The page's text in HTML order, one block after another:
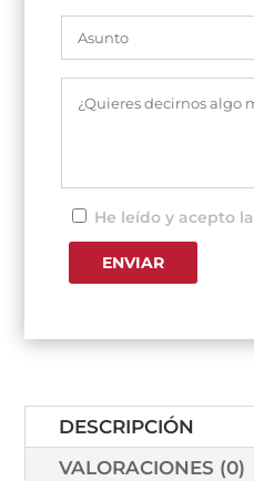
He leído y acepto la
DESCRIPCIÓN
VALORACIONES (0)